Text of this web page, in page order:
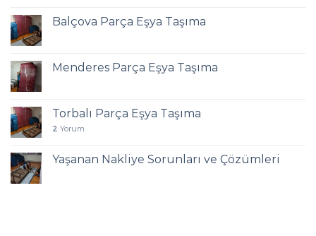
Balçova Parça Eşya Taşıma
Menderes Parça Eşya Taşıma
Torbalı Parça Eşya Taşıma
2 Yorum
Yaşanan Nakliye Sorunları ve Çözümleri